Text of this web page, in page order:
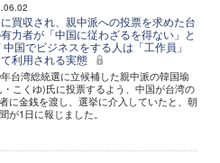
買収され、親中派への投票を求めた台
力者が「中国に従わざるを得ない」と
中国でビジネスをする人は「工作員」
利用される実態
台湾総統選に立候補した親中派の韓国瑜
こくゆ)氏に投票するよう、中国が台湾の
に金銭を渡し、選挙に介入していたと、朝
が1日に報じました。